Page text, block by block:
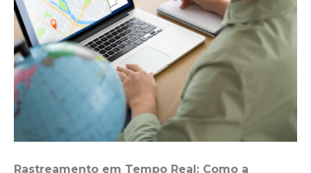
Rastreamento em Tempo Real: Como a